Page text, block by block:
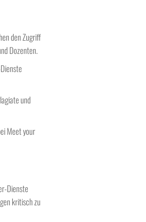
den Zugriff
Dozenten.
und
Meet your
Dienste
kritisch zu